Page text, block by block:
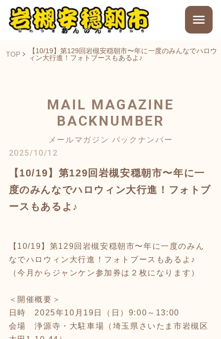
TOP
【10/19】第129回岩槻安穏朝市〜年に一度のみんなでハロウ
ィン大行進！フォトブースもあるよ♪
MAIL MAGAZINE
BACKNUMBER
メールマガジン バックナンバー
2025/10/12
【10/19】第129回岩槻安穏朝市〜年に一
度のみんなでハロウィン大行進！フォトブ
ースもあるよ♪
【10/19】第129回岩槻安穏朝市〜年に一度のみん
なでハロウィン大行進！フォトブースもあるよ♪
（今月からジャンケン参加券は２枚になります）
＜開催概要＞
日時 2025年10月19日（日）9:00～13:00
会場 浄源寺・大駐車場（埼玉県さいたま市岩槻区